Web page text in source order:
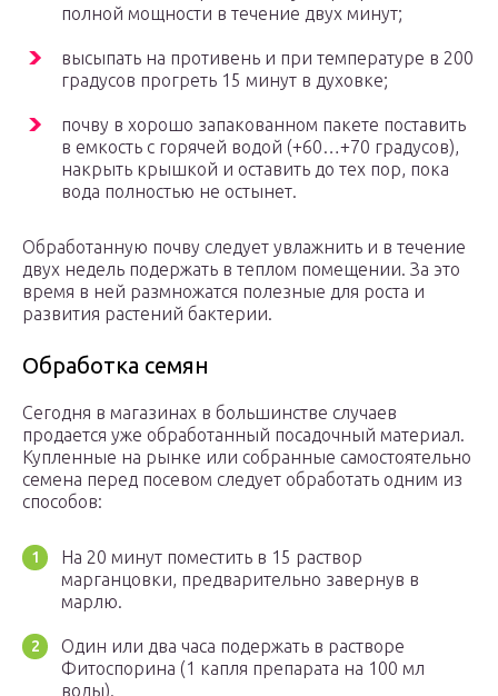
полной мощности в течение двух минут;
высыпать на противень и при температуре в 200
градусов прогреть 15 минут в духовке;
почву в хорошо запакованном пакете поставить
в емкость с горячей водой (+60…+70 градусов),
накрыть крышкой и оставить до тех пор, пока
вода полностью не остынет.
Обработанную почву следует увлажнить и в течение
двух недель подержать в теплом помещении. За это
время в ней размножатся полезные для роста и
развития растений бактерии.
Обработка семян
Сегодня в магазинах в большинстве случаев
продается уже обработанный посадочный материал.
Купленные на рынке или собранные самостоятельно
семена перед посевом следует обработать одним из
способов:
На 20 минут поместить в 15 раствор
марганцовки, предварительно завернув в
марлю.
Один или два часа подержать в растворе
Фитоспорина (1 капля препарата на 100 мл
воды).